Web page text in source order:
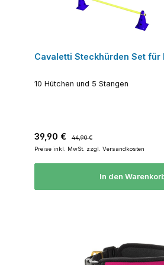
Cavaletti Steckhürden Set für
10 Hütchen und 5 Stangen
Verkaufspreis:
39,90 €
44,90 €
Preise inkl. MwSt. zzgl. Versandkosten
In den